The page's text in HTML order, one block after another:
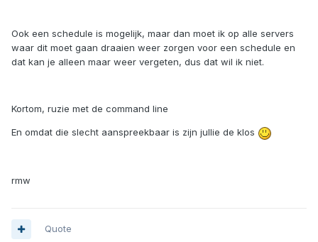
Ook een schedule is mogelijk, maar dan moet ik op alle servers
waar dit moet gaan draaien weer zorgen voor een schedule en
dat kan je alleen maar weer vergeten, dus dat wil ik niet.
Kortom, ruzie met de command line
En omdat die slecht aanspreekbaar is zijn jullie de klos
rmw
Quote